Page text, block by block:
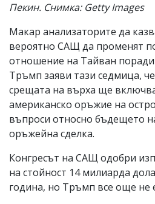
Пекин. Снимка: Getty Images
Макар анализаторите да
вероятно САЩ да променят
отношение на Тайван поради
Тръмп заяви тази седмица,
срещата на върха ще
американско оръжие на
въпроси относно бъдещето
оръжейна сделка.
Конгресът на САЩ одобри
на стойност 14 милиарда
година, но Тръмп все още не